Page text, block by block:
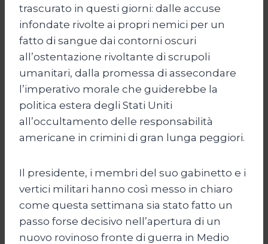
trascurato in questi giorni: dalle accuse
infondate rivolte ai propri nemici per un
fatto di sangue dai contorni oscuri
all’ostentazione rivoltante di scrupoli
umanitari, dalla promessa di assecondare
l’imperativo morale che guiderebbe la
politica estera degli Stati Uniti
all’occultamento delle responsabilità
americane in crimini di gran lunga peggiori.
Il presidente, i membri del suo gabinetto e i
vertici militari hanno così messo in chiaro
come questa settimana sia stato fatto un
passo forse decisivo nell’apertura di un
nuovo rovinoso fronte di guerra in Medio